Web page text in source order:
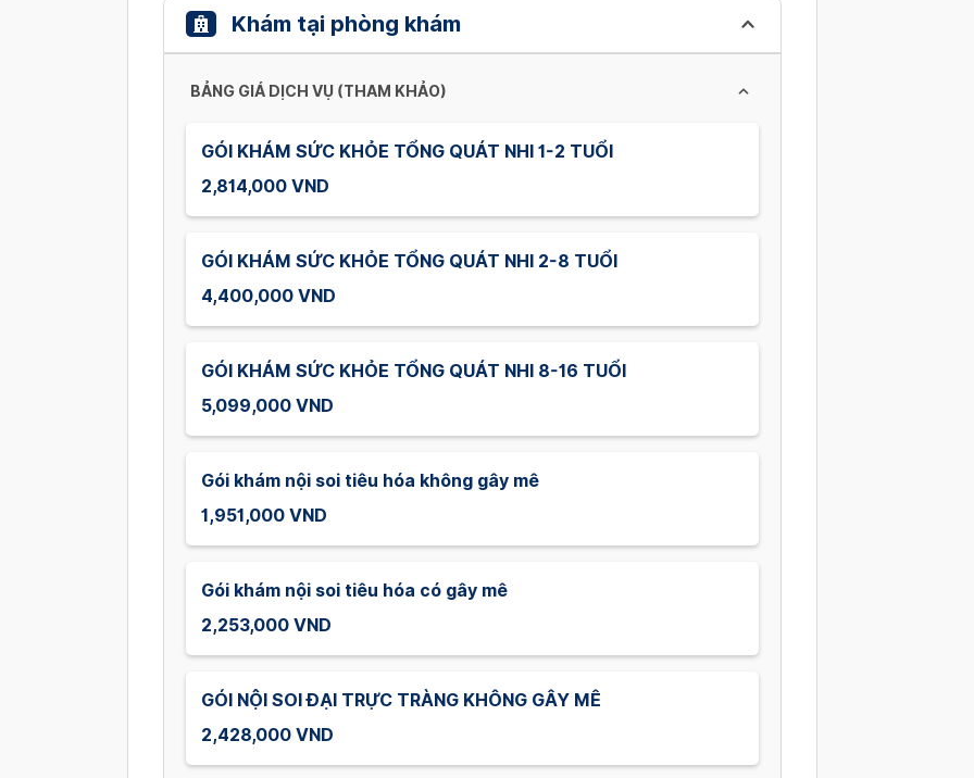
Khám tại phòng khám
BẢNG GIÁ DỊCH VỤ (THAM KHẢO)
GÓI KHÁM SỨC KHỎE TỔNG QUÁT NHI 1-2 TUỔI
2,814,000 VND
GÓI KHÁM SỨC KHỎE TỔNG QUÁT NHI 2-8 TUỔI
4,400,000 VND
GÓI KHÁM SỨC KHỎE TỔNG QUÁT NHI 8-16 TUỔI
5,099,000 VND
Gói khám nội soi tiêu hóa không gây mê
1,951,000 VND
Gói khám nội soi tiêu hóa có gây mê
2,253,000 VND
GÓI NỘI SOI ĐẠI TRỰC TRÀNG KHÔNG GÂY MÊ
2,428,000 VND